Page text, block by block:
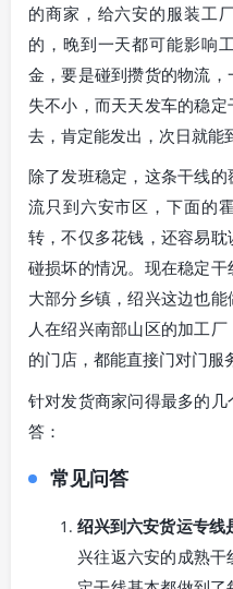
的商家，给六安的服装工
的，晚到一天都可能影响
金，要是碰到攒货的物流
失不小，而天天发车的稳
去，肯定能发出，次日就能
除了发班稳定，这条干线
流只到六安市区，下面的
转，不仅多花钱，还容易
碰损坏的情况。现在稳定
大部分乡镇，绍兴这边也
人在绍兴南部山区的加工
的门店，都能直接门对门服
针对发货商家问得最多的
答：
常见问答
绍兴到六安货运专线
兴往返六安的成熟